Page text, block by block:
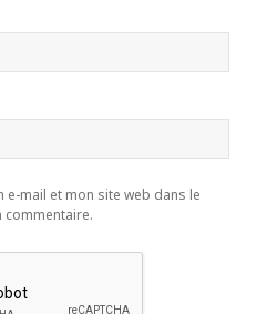
e-mail et mon site web dans le